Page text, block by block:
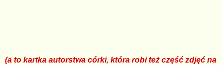
(a to kartka autorstwa córki, która robi też część zdjęć na